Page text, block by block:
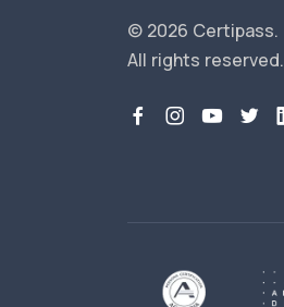
© 2026 Certipass.
All rights reserved.